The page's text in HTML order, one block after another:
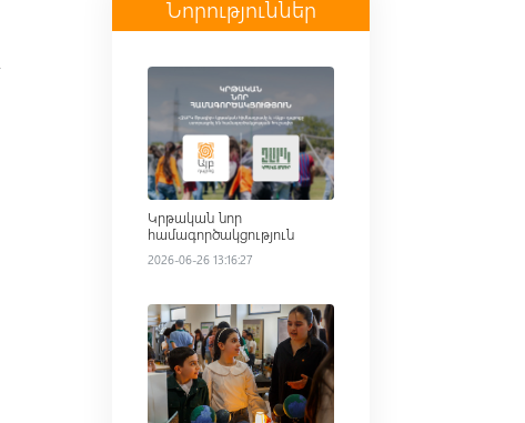
Նորություններ
Կրթական նոր
համագործակցություն
2026-06-26 13:16:27
Read more